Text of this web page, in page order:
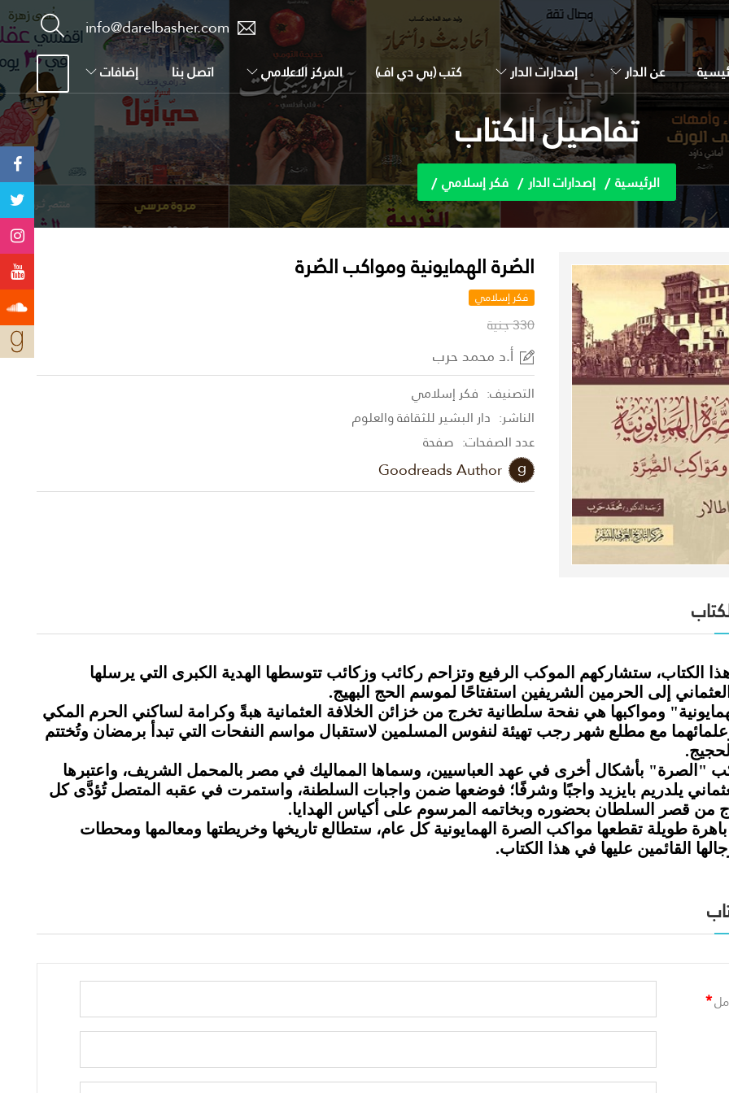
info@darelbasher.com
عن الدار إصدارات الدار كتب (بي دي اف) المركز الاعلامي اتصل بنا إضافات
تفاصيل الكتاب
الرئيسية إصدارات الدار فكر إسلامي
الصُرة الهمايونية ومواكب الصُرة
فكر إسلامي
330 جنية
أ.د محمد حرب
التصنيف: فكر إسلامي
الناشر: دار البشير للثقافة والعلوم
عدد الصفحات: صفحة
Goodreads Author
الكتاب، ستشاركهم الموكب الرفيع وتزاحم ركائب وزكائب تتوسطها الهدية الكبرى التي يرسلها
إلى الحرمين الشريفين استفتاحًا لموسم الحج البهيج.
ومواكبها هي نفحة سلطانية تخرج من خزائن الخلافة العثمانية هبةً وكرامة لساكني الحرم المكي
مع مطلع شهر رجب تهيئة لنفوس المسلمين لاستقبال مواسم النفحات التي تبدأ برمضان وتُختتم
.
"الصرة" بأشكال أخرى في عهد العباسيين، وسماها المماليك في مصر بالمحمل الشريف، واعتبرها
يلدريم بايزيد واجبًا وشرفًا؛ فوضعها ضمن واجبات السلطنة، واستمرت في عقبه المتصل تُؤدَّى كل
من قصر السلطان بحضوره وبخاتمه المرسوم على أكياس الهدايا.
طويلة تقطعها مواكب الصرة الهمايونية كل عام، ستطالع تاريخها وخريطتها ومعالمها ومحطات
القائمين عليها في هذا الكتاب.
*